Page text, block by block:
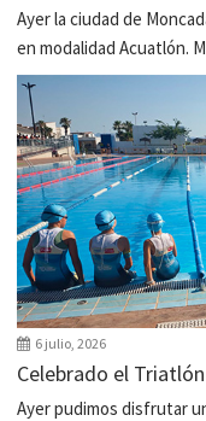
Ayer la ciudad de
en modalidad Acuatlón.
6 julio, 2026
Celebrado el
Ayer pudimos disfrutar